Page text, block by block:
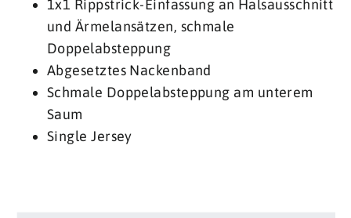
1x1 Rippstrick-Einfassung an Halsausschnitt
und Ärmelansätzen, schmale
Doppelabsteppung
Abgesetztes Nackenband
Schmale Doppelabsteppung am unterem
Saum
Single Jersey